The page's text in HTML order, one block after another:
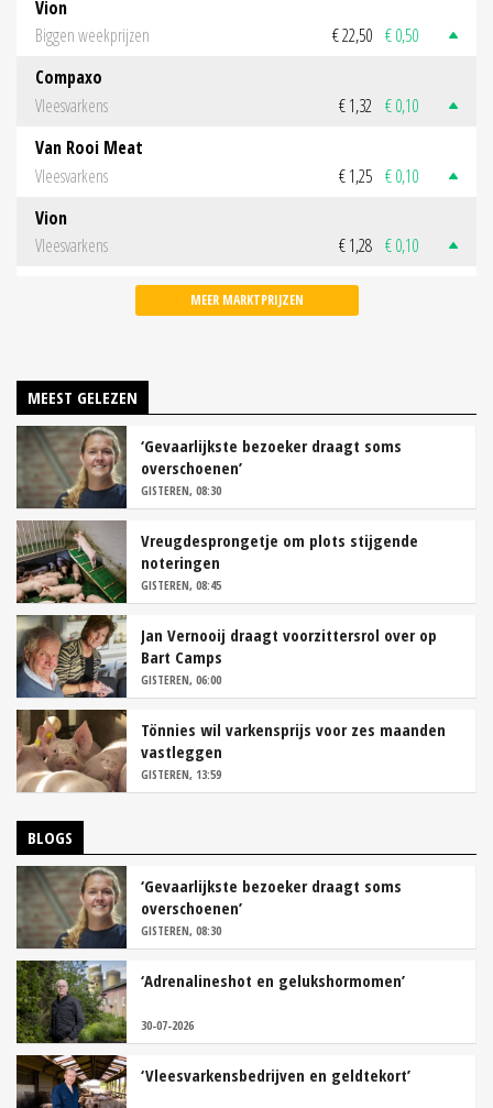
Vion
Biggen weekprijzen
€ 22,50 € 0,50
Compaxo
Vleesvarkens
€ 1,32 € 0,10
Van Rooi Meat
Vleesvarkens
€ 1,25 € 0,10
Vion
Vleesvarkens
€ 1,28 € 0,10
MEER MARKTPRIJZEN
MEEST GELEZEN
‘Gevaarlijkste bezoeker draagt soms
overschoenen’
GISTEREN, 08:30
Vreugdesprongetje om plots stijgende
noteringen
GISTEREN, 08:45
Jan Vernooij draagt voorzittersrol over op
Bart Camps
GISTEREN, 06:00
Tönnies wil varkensprijs voor zes maanden
vastleggen
GISTEREN, 13:59
BLOGS
‘Gevaarlijkste bezoeker draagt soms
overschoenen’
GISTEREN, 08:30
‘Adrenalineshot en gelukshormomen’
30-07-2026
‘Vleesvarkensbedrijven en geldtekort’